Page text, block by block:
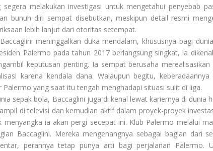
segera melakukan investigasi untuk mengetahui penyebab
bunuh diri sempat disebutkan, meskipun detail resmi
lebih lanjut dari otoritas setempat.
meninggalkan duka mendalam, khususnya bagi
Palermo pada tahun 2017 berlangsung singkat, ia
keputusan penting. Ia sempat berusaha
karena kendala dana. Walaupun begitu,
Palermo yang saat itu tengah menghadapi situasi sulit di liga.
sepak bola, Baccaglini juga di kenal lewat kariernya di dunia
di televisi dan kemudian aktif dalam proyek-proyek
menyangka ia akan pergi secepat ini. Klub Palermo melalui
Baccaglini. Mereka mengenangnya sebagai bagian dari
perannya tetap punya arti bagi perjalanan Palermo.